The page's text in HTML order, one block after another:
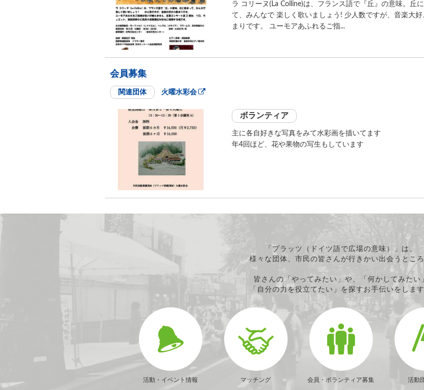
ラ コリーヌ(La Colline)は、フランス語で『丘』の意味。丘
て、みんなで 楽しく歌いましょう! 少人数ですが、音楽大好
まりです。 ユーモアあふれるご指...
会員募集
関連団体 火曜水彩会
ボランティア
主に各自好きな写真をみて水彩画を描いてます
年4回ほど、花や果物の写生もしています
「プラッツ（ドイツ語で広場の意味）」は、
様々な団体、市民の皆さんが行きかい出会うとこ
皆さんの「やってみたい」や、「何かしてみたい
「自分の力を役立てたい」を探すお手伝いをします
活動・イベント情報 マッチング 会員・ボランティア募集 活動